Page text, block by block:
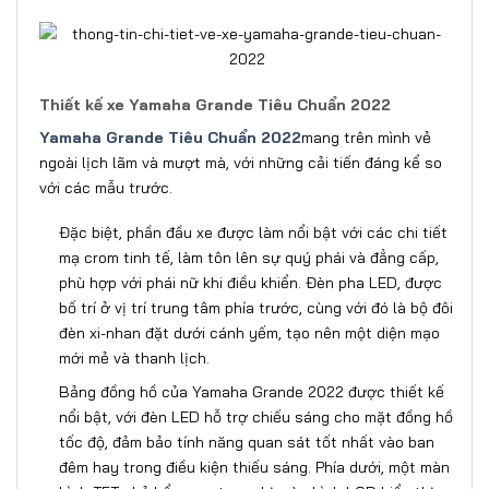
Thiết kế xe Yamaha Grande Tiêu Chuẩn 2022
Yamaha Grande Tiêu Chuẩn 2022mang trên mình vẻ
ngoài lịch lãm và mượt mà, với những cải tiến đáng kể so
với các mẫu trước.
Đặc biệt, phần đầu xe được làm nổi bật với các chi tiết
mạ crom tinh tế, làm tôn lên sự quý phái và đẳng cấp,
phù hợp với phái nữ khi điều khiển. Đèn pha LED, được
bố trí ở vị trí trung tâm phía trước, cùng với đó là bộ đôi
đèn xi-nhan đặt dưới cánh yếm, tạo nên một diện mạo
mới mẻ và thanh lịch.
Bảng đồng hồ của Yamaha Grande 2022 được thiết kế
nổi bật, với đèn LED hỗ trợ chiếu sáng cho mặt đồng hồ
tốc độ, đảm bảo tính năng quan sát tốt nhất vào ban
đêm hay trong điều kiện thiếu sáng. Phía dưới, một màn